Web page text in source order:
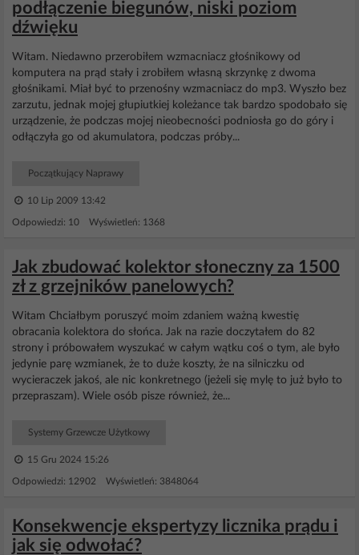
podłączenie biegunów, niski poziom
dźwięku
Witam. Niedawno przerobiłem wzmacniacz głośnikowy od
komputera na prąd stały i zrobiłem własną skrzynkę z dwoma
głośnikami. Miał być to przenośny wzmacniacz do mp3. Wyszło bez
zarzutu, jednak mojej głupiutkiej koleżance tak bardzo spodobało się
urządzenie, że podczas mojej nieobecności podniosła go do góry i
odłączyła go od akumulatora, podczas próby...
Początkujący Naprawy
10 Lip 2009 13:42
Odpowiedzi: 10 Wyświetleń: 1368
Jak zbudować kolektor słoneczny za 1500
zł z grzejników panelowych?
Witam Chciałbym poruszyć moim zdaniem ważną kwestię
obracania kolektora do słońca. Jak na razie doczytałem do 82
strony i próbowałem wyszukać w całym wątku coś o tym, ale było
jedynie parę wzmianek, że to duże koszty, że na silniczku od
wycieraczek jakoś, ale nic konkretnego (jeżeli się mylę to już było to
przepraszam). Wiele osób pisze również, że...
Systemy Grzewcze Użytkowy
15 Gru 2024 15:26
Odpowiedzi: 12902 Wyświetleń: 3848064
Konsekwencje ekspertyzy licznika prądu i
jak się odwołać?